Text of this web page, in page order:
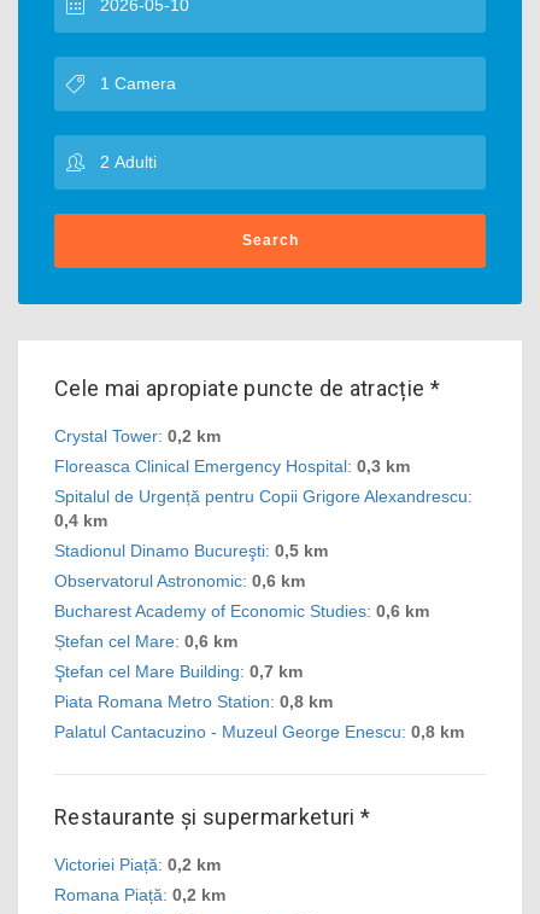
Search
Cele mai apropiate puncte de atracție *
Crystal Tower: 0,2 km
Floreasca Clinical Emergency Hospital: 0,3 km
Spitalul de Urgență pentru Copii Grigore Alexandrescu:
0,4 km
Stadionul Dinamo Bucureşti: 0,5 km
Observatorul Astronomic: 0,6 km
Bucharest Academy of Economic Studies: 0,6 km
Ștefan cel Mare: 0,6 km
Ştefan cel Mare Building: 0,7 km
Piata Romana Metro Station: 0,8 km
Palatul Cantacuzino - Muzeul George Enescu: 0,8 km
Restaurante și supermarketuri *
Victoriei Piață: 0,2 km
Romana Piață: 0,2 km